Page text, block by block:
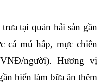
tại quán hải sản gần
cá mú hấp, mực chiên
người). Hương vị
biển làm bữa ăn thêm